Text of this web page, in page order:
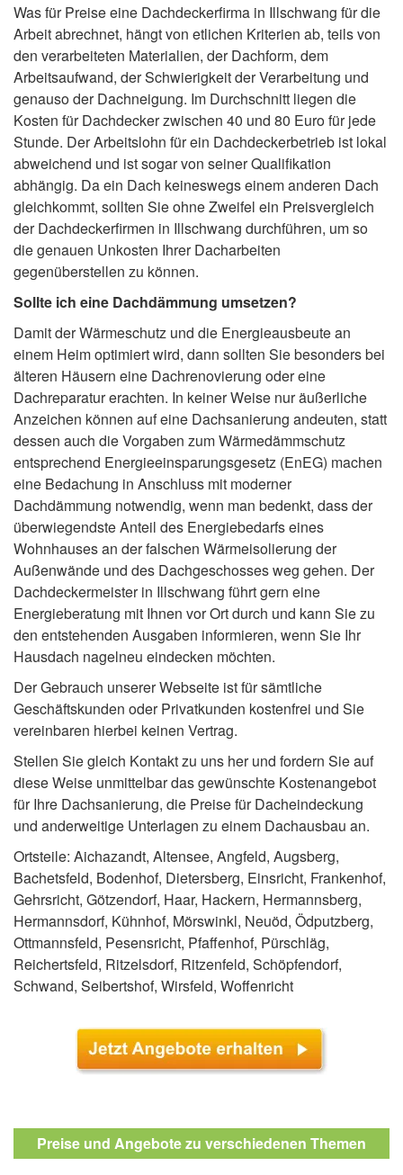
Was für Preise eine Dachdeckerfirma in Illschwang für die
Arbeit abrechnet, hängt von etlichen Kriterien ab, teils von
den verarbeiteten Materialien, der Dachform, dem
Arbeitsaufwand, der Schwierigkeit der Verarbeitung und
genauso der Dachneigung. Im Durchschnitt liegen die
Kosten für Dachdecker zwischen 40 und 80 Euro für jede
Stunde. Der Arbeitslohn für ein Dachdeckerbetrieb ist lokal
abweichend und ist sogar von seiner Qualifikation
abhängig. Da ein Dach keineswegs einem anderen Dach
gleichkommt, sollten Sie ohne Zweifel ein Preisvergleich
der Dachdeckerfirmen in Illschwang durchführen, um so
die genauen Unkosten Ihrer Dacharbeiten
gegenüberstellen zu können.
Sollte ich eine Dachdämmung umsetzen?
Damit der Wärmeschutz und die Energieausbeute an
einem Heim optimiert wird, dann sollten Sie besonders bei
älteren Häusern eine Dachrenovierung oder eine
Dachreparatur erachten. In keiner Weise nur äußerliche
Anzeichen können auf eine Dachsanierung andeuten, statt
dessen auch die Vorgaben zum Wärmedämmschutz
entsprechend Energieeinsparungsgesetz (EnEG) machen
eine Bedachung in Anschluss mit moderner
Dachdämmung notwendig, wenn man bedenkt, dass der
überwiegendste Anteil des Energiebedarfs eines
Wohnhauses an der falschen Wärmeisolierung der
Außenwände und des Dachgeschosses weg gehen. Der
Dachdeckermeister in Illschwang führt gern eine
Energieberatung mit Ihnen vor Ort durch und kann Sie zu
den entstehenden Ausgaben informieren, wenn Sie Ihr
Hausdach nagelneu eindecken möchten.
Der Gebrauch unserer Webseite ist für sämtliche
Geschäftskunden oder Privatkunden kostenfrei und Sie
vereinbaren hierbei keinen Vertrag.
Stellen Sie gleich Kontakt zu uns her und fordern Sie auf
diese Weise unmittelbar das gewünschte Kostenangebot
für Ihre Dachsanierung, die Preise für Dacheindeckung
und anderweitige Unterlagen zu einem Dachausbau an.
Ortsteile: Aichazandt, Altensee, Angfeld, Augsberg,
Bachetsfeld, Bodenhof, Dietersberg, Einsricht, Frankenhof,
Gehrsricht, Götzendorf, Haar, Hackern, Hermannsberg,
Hermannsdorf, Kühnhof, Mörswinkl, Neuöd, Ödputzberg,
Ottmannsfeld, Pesensricht, Pfaffenhof, Pürschläg,
Reichertsfeld, Ritzelsdorf, Ritzenfeld, Schöpfendorf,
Schwand, Seibertshof, Wirsfeld, Woffenricht
Preise und Angebote zu verschiedenen Themen